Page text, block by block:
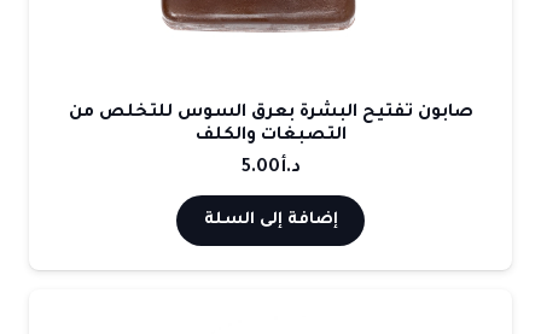
صابون تفتيح البشرة بعرق السوس للتخلص من
التصبغات والكلف
د.أ5.00
إضافة إلى السلة